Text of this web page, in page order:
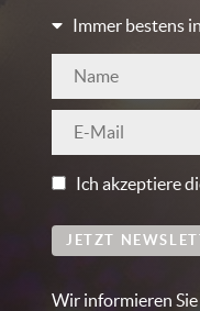
Immer bestens
Ich akzeptiere
JETZT
Wir informieren